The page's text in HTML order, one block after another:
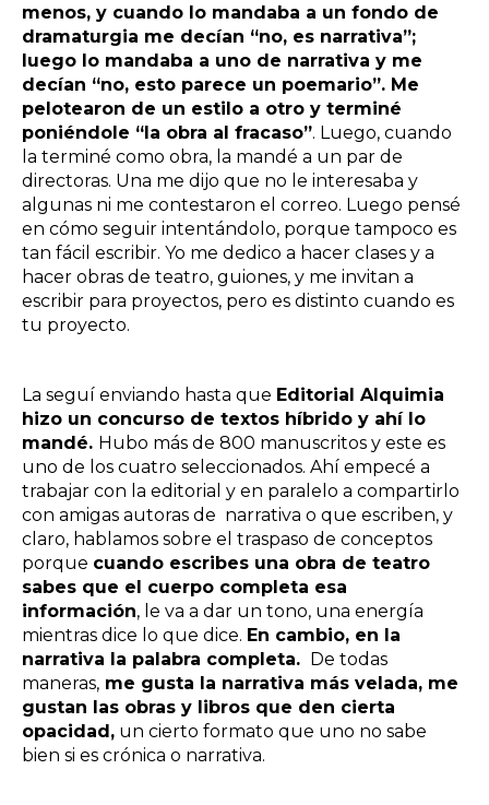
menos, y cuando lo mandaba a un fondo de
dramaturgia me decían “no, es narrativa”;
luego lo mandaba a uno de narrativa y me
decían “no, esto parece un poemario”. Me
pelotearon de un estilo a otro y terminé
poniéndole “la obra al fracaso”. Luego, cuando
la terminé como obra, la mandé a un par de
directoras. Una me dijo que no le interesaba y
algunas ni me contestaron el correo. Luego pensé
en cómo seguir intentándolo, porque tampoco es
tan fácil escribir. Yo me dedico a hacer clases y a
hacer obras de teatro, guiones, y me invitan a
escribir para proyectos, pero es distinto cuando es
tu proyecto.
La seguí enviando hasta que Editorial Alquimia
hizo un concurso de textos híbrido y ahí lo
mandé. Hubo más de 800 manuscritos y este es
uno de los cuatro seleccionados. Ahí empecé a
trabajar con la editorial y en paralelo a compartirlo
con amigas autoras de narrativa o que escriben, y
claro, hablamos sobre el traspaso de conceptos
porque cuando escribes una obra de teatro
sabes que el cuerpo completa esa
información, le va a dar un tono, una energía
mientras dice lo que dice. En cambio, en la
narrativa la palabra completa. De todas
maneras, me gusta la narrativa más velada, me
gustan las obras y libros que den cierta
opacidad, un cierto formato que uno no sabe
bien si es crónica o narrativa.